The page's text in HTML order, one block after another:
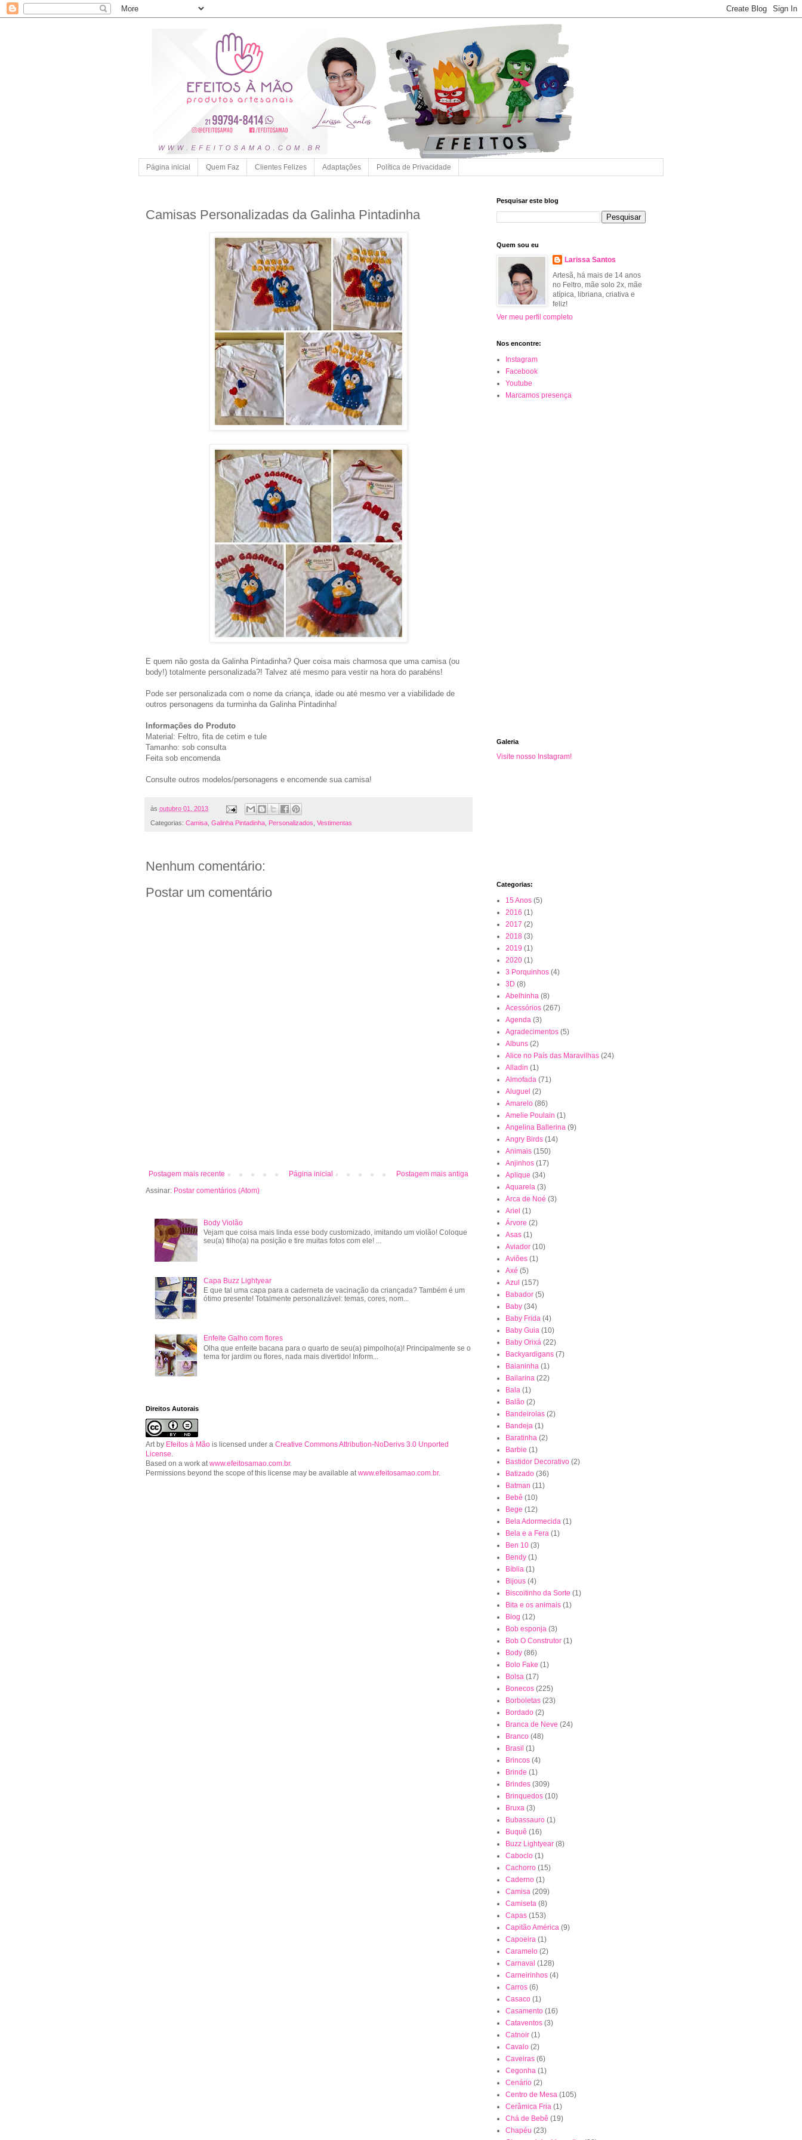
Página inicial Quem Faz Clientes Felizes Adaptações Política de Privacidade
Camisas Personalizadas da Galinha Pintadinha
E quem não gosta da Galinha Pintadinha? Quer coisa mais charmosa que uma camisa (ou
body!) totalmente personalizada?! Talvez até mesmo para vestir na hora do parabéns!
Pode ser personalizada com o nome da criança, idade ou até mesmo ver a viabilidade de
outros personagens da turminha da Galinha Pintadinha!
Informações do Produto
Material: Feltro, fita de cetim e tule
Tamanho: sob consulta
Feita sob encomenda
Consulte outros modelos/personagens e encomende sua camisa!
às outubro 01, 2013
Categorias: Camisa, Galinha Pintadinha, Personalizados, Vestimentas
Nenhum comentário:
Postar um comentário
Postagem mais recente Postagem mais antiga
Página inicial
Assinar: Postar comentários (Atom)
Body Violão
Vejam que coisa mais linda esse body customizado, imitando um violão! Coloque
seu(a) filho(a) na posição e tire muitas fotos com ele! ...
Capa Buzz Lightyear
E que tal uma capa para a caderneta de vacinação da criançada? Também é um
ótimo presente! Totalmente personalizável: temas, cores, nom...
Enfeite Galho com flores
Olha que enfeite bacana para o quarto de seu(a) pimpolho(a)! Principalmente se o
tema for jardim ou flores, nada mais divertido! Inform...
Direitos Autorais
Art by Efeitos à Mão is licensed under a Creative Commons Attribution-NoDerivs 3.0 Unported
License
Based on a work at www.efeitosamao.com.br.
Permissions beyond the scope of this license may be available at www.efeitosamao.com.br.
Pesquisar este blog
Quem sou eu
Larissa Santos
Artesã, há mais de 14 anos
no Feltro, mãe solo 2x, mãe
atípica, libriana, criativa e
feliz!
Ver meu perfil completo
Nos encontre:
Instagram
Facebook
Youtube
Marcamos presença
Galeria
Visite nosso Instagram!
Categorias:
15 Anos (5)
2016 (1)
2017 (2)
2018 (3)
2019 (1)
2020 (1)
3 Porquinhos (4)
3D (8)
Abelhinha (8)
Acessórios (267)
Agenda (3)
Agradecimentos (5)
Albuns (2)
Alice no País das Maravilhas (24)
Alladin (1)
Almofada (71)
Aluguel (2)
Amarelo (86)
Amelie Poulain (1)
Angelina Ballerina (9)
Angry Birds (14)
Animais (150)
Anjinhos (17)
Aplique (34)
Aquarela (3)
Arca de Noé (3)
Ariel (1)
Árvore (2)
Asas (1)
Aviador (10)
Aviões (1)
Axé (5)
Azul (157)
Babador (5)
Baby (34)
Baby Frida (4)
Baby Guia (10)
Baby Orixá (22)
Backyardigans (7)
Baianinha (1)
Bailarina (22)
Bala (1)
Balão (2)
Bandeirolas (2)
Bandeja (1)
Baratinha (2)
Barbie (1)
Bastidor Decorativo (2)
Batizado (36)
Batman (11)
Bebê (10)
Bege (12)
Bela Adormecida (1)
Bela e a Fera (1)
Ben 10 (3)
Bendy (1)
Bíblia (1)
Bijous (4)
Biscoitinho da Sorte (1)
Bita e os animais (1)
Blog (12)
Bob esponja (3)
Bob O Construtor (1)
Body (86)
Bolo Fake (1)
Bolsa (17)
Bonecos (225)
Borboletas (23)
Bordado (2)
Branca de Neve (24)
Branco (48)
Brasil (1)
Brincos (4)
Brinde (1)
Brindes (309)
Brinquedos (10)
Bruxa (3)
Bubassauro (1)
Buquê (16)
Buzz Lightyear (8)
Caboclo (1)
Cachorro (15)
Caderno (1)
Camisa (209)
Camiseta (8)
Capas (153)
Capitão América (9)
Capoeira (1)
Caramelo (2)
Carnaval (128)
Carneirinhos (4)
Carros (6)
Casaco (1)
Casamento (16)
Cataventos (3)
Catnoir (1)
Cavalo (2)
Caveiras (6)
Cegonha (1)
Cenário (2)
Centro de Mesa (105)
Cerâmica Fria (1)
Chá de Bebê (19)
Chapéu (23)